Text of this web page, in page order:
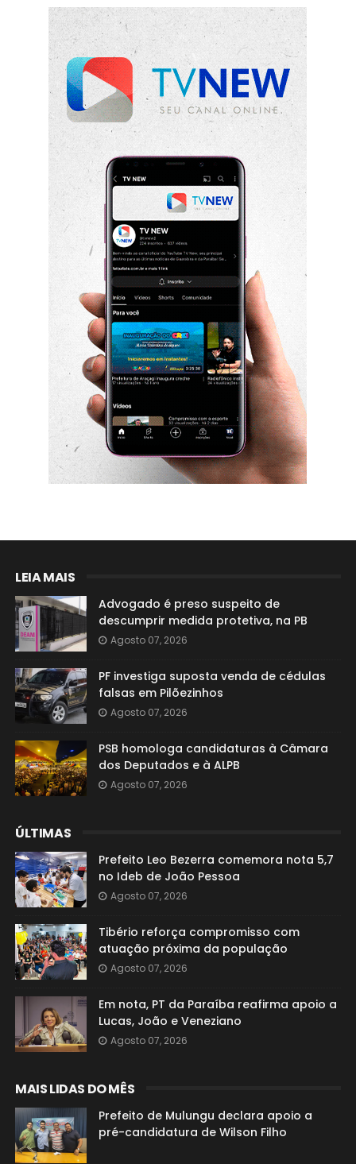
LEIA MAIS
Advogado é preso suspeito de
descumprir medida protetiva, na PB
Agosto 07, 2026
PF investiga suposta venda de cédulas
falsas em Pilõezinhos
Agosto 07, 2026
PSB homologa candidaturas à Câmara
dos Deputados e à ALPB
Agosto 07, 2026
ÚLTIMAS
Prefeito Leo Bezerra comemora nota 5,7
no Ideb de João Pessoa
Agosto 07, 2026
Tibério reforça compromisso com
atuação próxima da população
Agosto 07, 2026
Em nota, PT da Paraíba reafirma apoio a
Lucas, João e Veneziano
Agosto 07, 2026
MAIS LIDAS DO MÊS
Prefeito de Mulungu declara apoio a
pré-candidatura de Wilson Filho